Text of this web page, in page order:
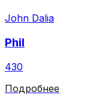
John Dalia
Phil
430
Подробнее